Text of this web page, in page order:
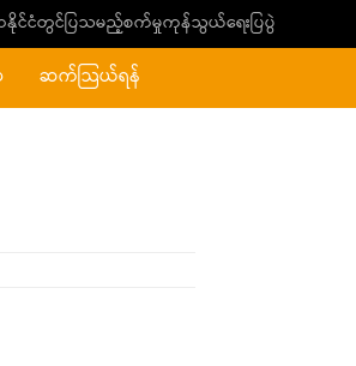
ာနိုင်ငံတွင်ပြသမည့်စက်မှုကုန်သွယ်ရေးပြပွဲ
ဆက်သြယ်ရန်